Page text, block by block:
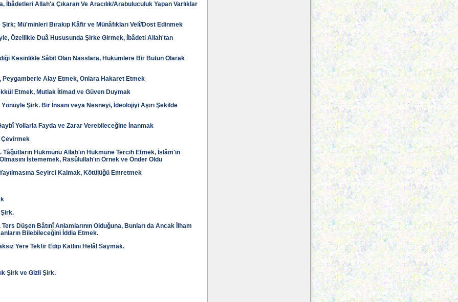
İbâdetleri Allah'a Çıkaran Ve Aracılık/Arabuluculuk Yapan Varlıklar
Mü'minleri Bırakıp Kâfir ve Münâfıkları Velî/Dost Edinmek
Özellikle Duâ Hususunda Şirke Girmek, İbâdeti Allah'tan
Kesinlikle Sâbit Olan Nasslara, Hükümlere Bir Bütün Olarak
Peygamberle Alay Etmek, Onlara Hakaret Etmek
Etmek, Mutlak İtimad ve Güven Duymak
Şirk. Bir İnsanı veya Nesneyi, İdeolojiyi Aşırı Şekilde
Yollarla Fayda ve Zarar Verebileceğine İnanmak
Çevirmek
Tâğutların Hükmünü Allah'ın Hükmüne Tercih Etmek, İslâm'ın
İstememek, Rasûlullah'ın Örnek ve Önder Oldu
Seyirci Kalmak, Kötülüğü Emretmek
Ters Düşen Bâtınî Anlamlarının Olduğuna, Bunları da Ancak İlham
Bilebileceğini İddia Etmek.
Yere Tekfir Edip Katlini Helâl Saymak.
Şirk ve Gizli Şirk.